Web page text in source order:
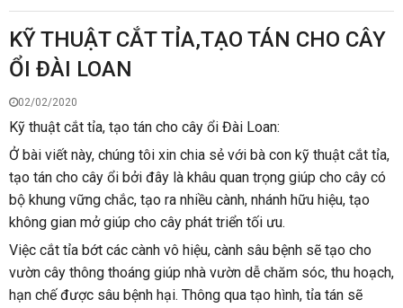
KỸ THUẬT CẮT TỈA,TẠO TÁN CHO CÂY
ỔI ĐÀI LOAN
02/02/2020
Kỹ thuật cắt tỉa, tạo tán cho cây ổi Đài Loan:
Ở bài viết này, chúng tôi xin chia sẻ với bà con kỹ thuật cắt tỉa,
tạo tán cho cây ổi bởi đây là khâu quan trọng giúp cho cây có
bộ khung vững chắc, tạo ra nhiều cành, nhánh hữu hiệu, tạo
không gian mở giúp cho cây phát triển tối ưu.
Việc cắt tỉa bớt các cành vô hiệu, cành sâu bệnh sẽ tạo cho
vườn cây thông thoáng giúp nhà vườn dễ chăm sóc, thu hoạch,
hạn chế được sâu bệnh hại. Thông qua tạo hình, tỉa tán sẽ